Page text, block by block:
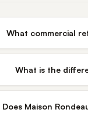
What commercial
What is the
Does Maison